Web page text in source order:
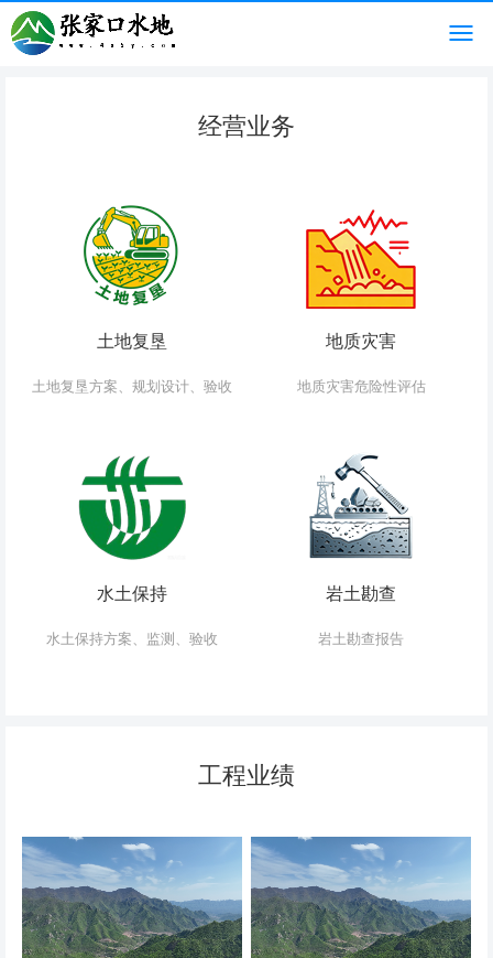
经营业务
土地复垦
土地复垦方案、规划设计、验收
地质灾害
地质灾害危险性评估
水土保持
水土保持方案、监测、验收
岩土勘查
岩土勘查报告
工程业绩